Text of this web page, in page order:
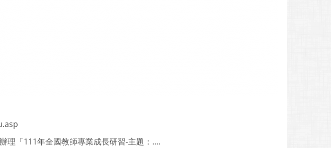
理「111年全國教師專業成長研習-主題：....